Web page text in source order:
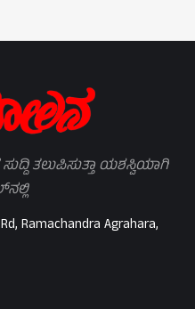
ತಲುಪಿಸುತ್ತಾ ಯಶಸ್ವಿಯಾಗಿ
Ramachandra Agrahara,